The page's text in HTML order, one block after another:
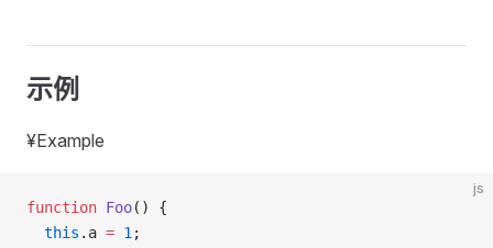
示例
¥Example
js
function Foo() {
  this
.a = 1 ;